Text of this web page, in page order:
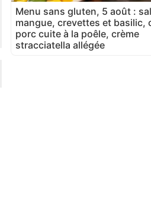
Menu sans gluten, 5 août :
mangue, crevettes et basilic,
porc cuite à la poêle, crème
stracciatella allégée